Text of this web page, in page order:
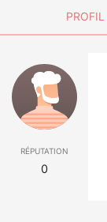
PROFIL
réputation
0